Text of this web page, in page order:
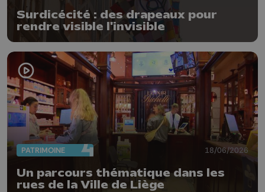
Surdicécité : des drapeaux pour
rendre visible l'invisible
PATRIMOINE 18/06/2026
Un parcours thématique dans les
rues de la Ville de Liège